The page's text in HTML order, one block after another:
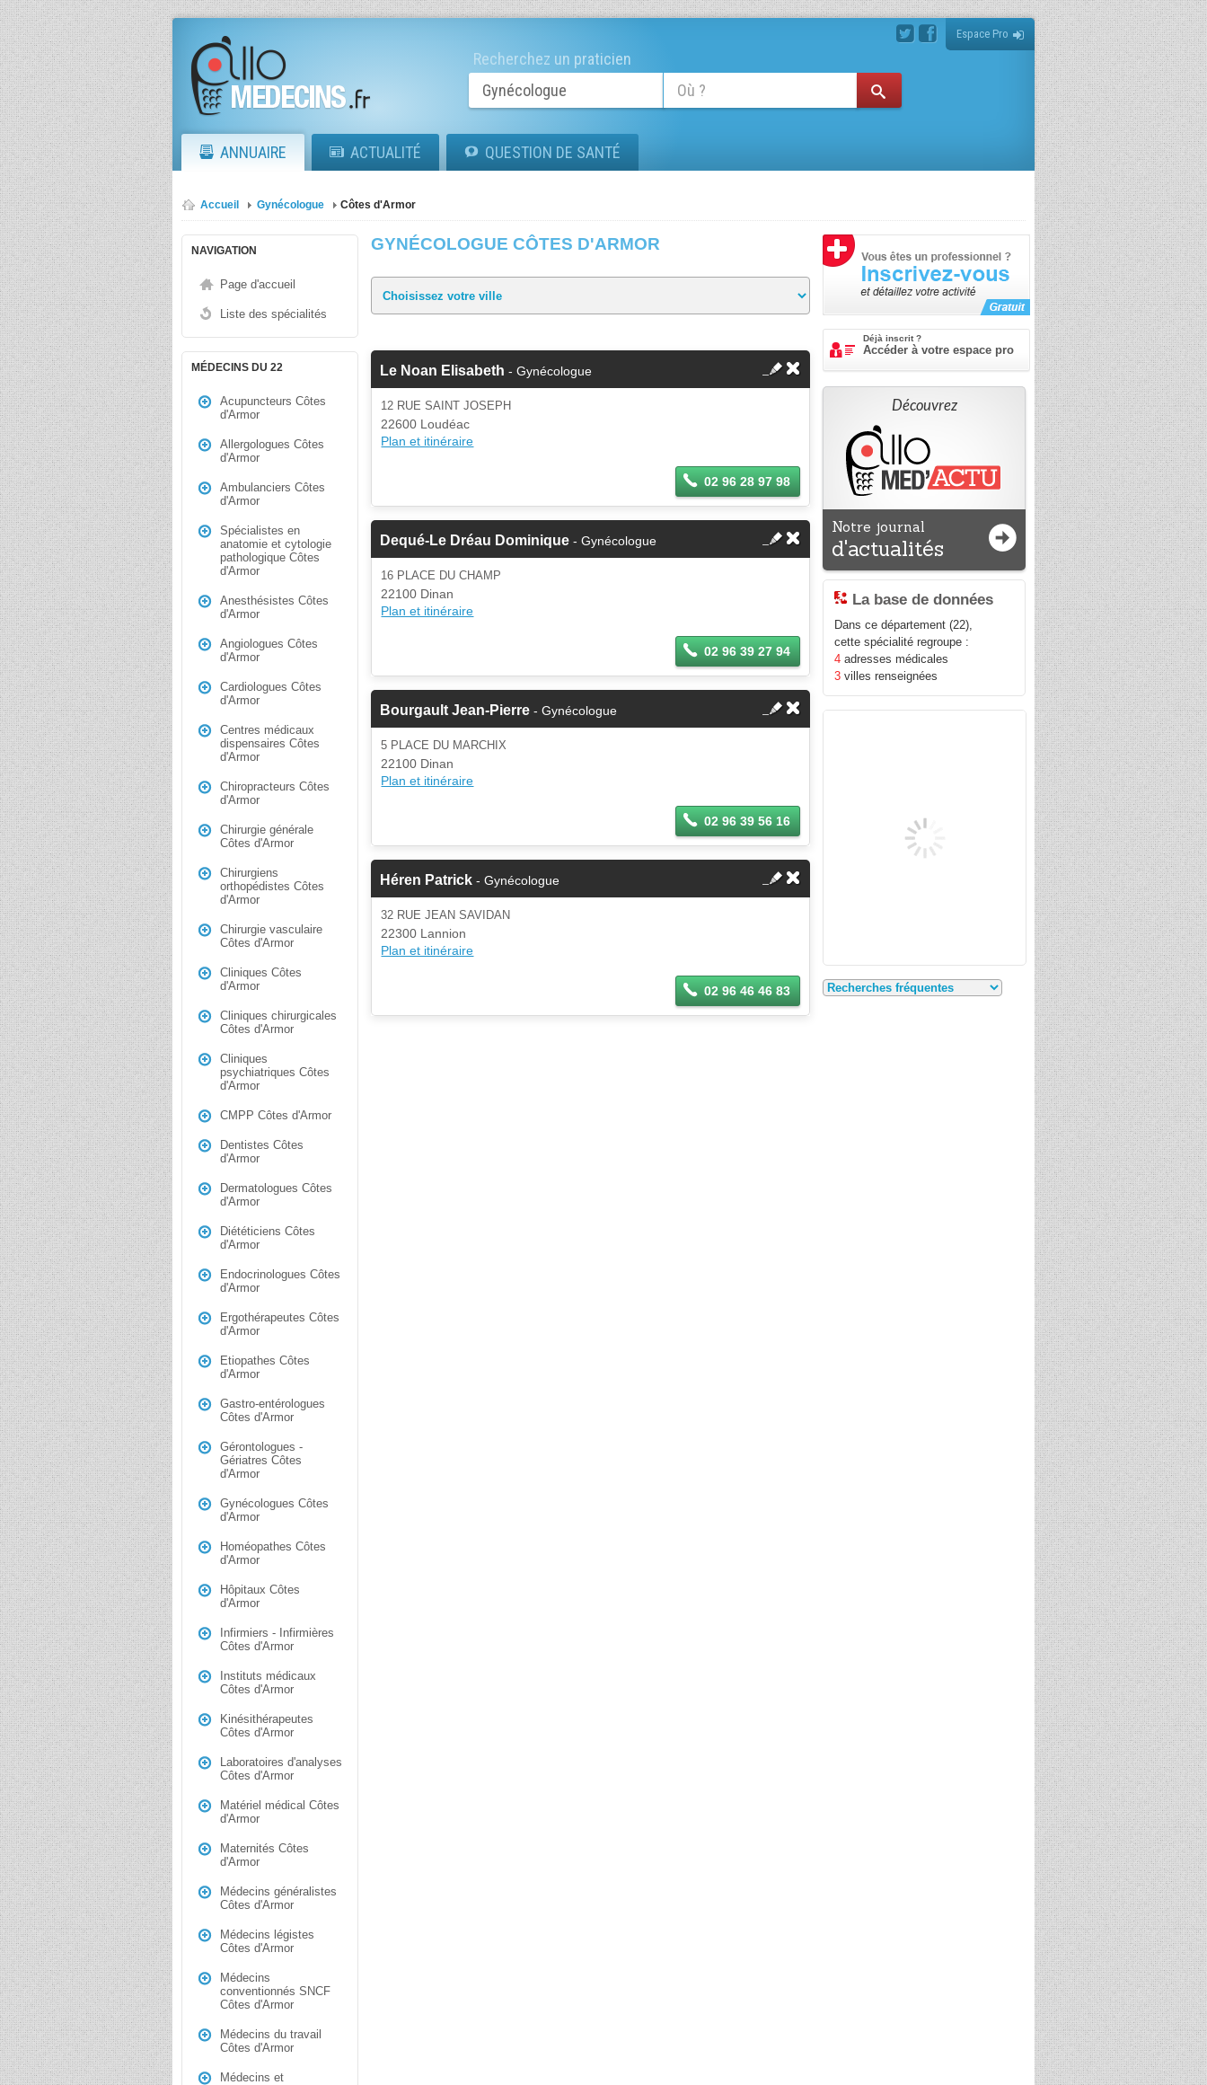
Espace Pro
Recherchez un praticien
ANNUAIRE ACTUALITÉ QUESTION DE SANTÉ
Accueil Gynécologue Côtes d'Armor
NAVIGATION
Page d'accueil
Liste des spécialités
MÉDECINS DU 22
Acupuncteurs Côtes
d'Armor
Allergologues Côtes
d'Armor
Ambulanciers Côtes
d'Armor
Spécialistes en
anatomie et cytologie
pathologique Côtes
d'Armor
Anesthésistes Côtes
d'Armor
Angiologues Côtes
d'Armor
Cardiologues Côtes
d'Armor
Centres médicaux
dispensaires Côtes
d'Armor
Chiropracteurs Côtes
d'Armor
Chirurgie générale
Côtes d'Armor
Chirurgiens
orthopédistes Côtes
d'Armor
Chirurgie vasculaire
Côtes d'Armor
Cliniques Côtes
d'Armor
Cliniques chirurgicales
Côtes d'Armor
Cliniques
psychiatriques Côtes
d'Armor
CMPP Côtes d'Armor
Dentistes Côtes
d'Armor
Dermatologues Côtes
d'Armor
Diététiciens Côtes
d'Armor
Endocrinologues Côtes
d'Armor
Ergothérapeutes Côtes
d'Armor
Etiopathes Côtes
d'Armor
Gastro-entérologues
Côtes d'Armor
Gérontologues -
Gériatres Côtes
d'Armor
Gynécologues Côtes
d'Armor
Homéopathes Côtes
d'Armor
Hôpitaux Côtes
d'Armor
Infirmiers - Infirmières
Côtes d'Armor
Instituts médicaux
Côtes d'Armor
Kinésithérapeutes
Côtes d'Armor
Laboratoires d'analyses
Côtes d'Armor
Matériel médical Côtes
d'Armor
Maternités Côtes
d'Armor
Médecins généralistes
Côtes d'Armor
Médecins légistes
Côtes d'Armor
Médecins
conventionnés SNCF
Côtes d'Armor
Médecins du travail
Côtes d'Armor
Médecins et
GYNÉCOLOGUE CÔTES D'ARMOR
Le Noan Elisabeth - Gynécologue
12 RUE SAINT JOSEPH
22600 Loudéac
Plan et itinéraire
02 96 28 97 98
Dequé-Le Dréau Dominique - Gynécologue
16 PLACE DU CHAMP
22100 Dinan
Plan et itinéraire
02 96 39 27 94
Bourgault Jean-Pierre - Gynécologue
5 PLACE DU MARCHIX
22100 Dinan
Plan et itinéraire
02 96 39 56 16
Héren Patrick - Gynécologue
32 RUE JEAN SAVIDAN
22300 Lannion
Plan et itinéraire
02 96 46 46 83
Déjà inscrit ?
Accéder à votre espace pro
Découvrez
Notre journal
d'actualités
La base de données
Dans ce département (22),
cette spécialité regroupe :
4 adresses médicales
3 villes renseignées